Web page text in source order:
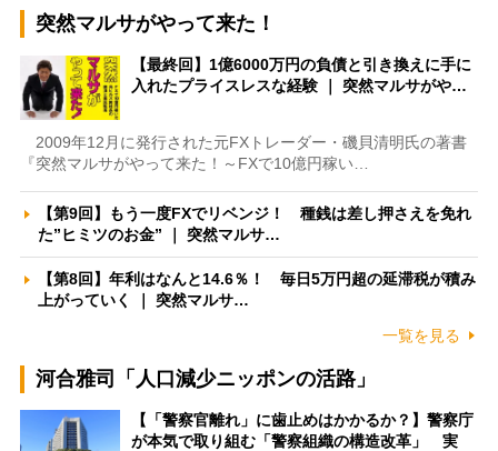
突然マルサがやって来た！
【最終回】1億6000万円の負債と引き換えに手に
入れたプライスレスな経験 ｜ 突然マルサがや…
2009年12月に発行された元FXトレーダー・磯貝清明氏の著書
『突然マルサがやって来た！～FXで10億円稼い…
【第9回】もう一度FXでリベンジ！ 種銭は差し押さえを免れ
た”ヒミツのお金” ｜ 突然マルサ…
【第8回】年利はなんと14.6％！ 毎日5万円超の延滞税が積み
上がっていく ｜ 突然マルサ…
一覧を見る
河合雅司「人口減少ニッポンの活路」
【「警察官離れ」に歯止めはかかるか？】警察庁
が本気で取り組む「警察組織の構造改革」 実